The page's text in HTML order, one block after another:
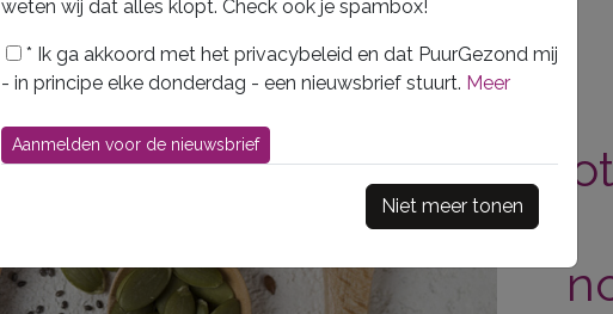
weten wij dat alles klopt. Check ook je spambox!
* Ik ga akkoord met het privacybeleid en dat PuurGezond mij
- in principe elke donderdag - een nieuwsbrief stuurt. Meer
Niet meer tonen